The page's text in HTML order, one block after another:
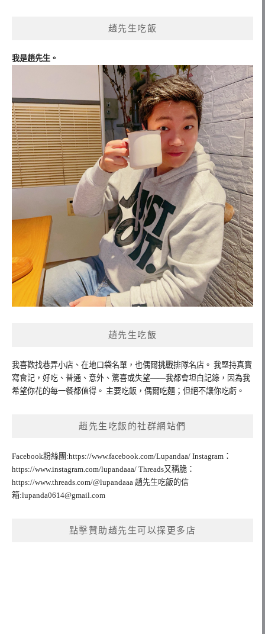
趙先生吃飯
我是趙先生。
趙先生吃飯
我喜歡找巷弄小店、在地口袋名單，也偶爾挑戰排隊名店。 我堅持真實
寫食記，好吃、普通、意外、驚喜或失望——我都會坦白記錄，因為我
希望你花的每一餐都值得。 主要吃飯，偶爾吃麵；但絕不讓你吃虧。
趙先生吃飯的社群網站們
Facebook粉絲團:https://www.facebook.com/Lupandaa/ Instagram：
https://www.instagram.com/lupandaaa/ Threads又稱脆：
https://www.threads.com/@lupandaaa 趙先生吃飯的信
箱:lupanda0614@gmail.com
點擊贊助趙先生可以探更多店